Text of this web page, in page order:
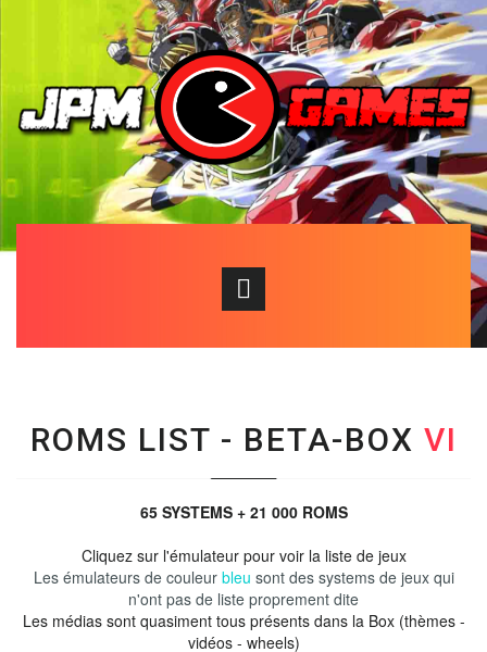
ROMS LIST - BETA-BOX VI
65 SYSTEMS + 21 000 ROMS
Cliquez sur l'émulateur pour voir la liste de jeux
Les émulateurs de couleur bleu sont des systems de jeux qui
n'ont pas de liste proprement dite
Les médias sont quasiment tous présents dans la Box (thèmes -
vidéos - wheels)